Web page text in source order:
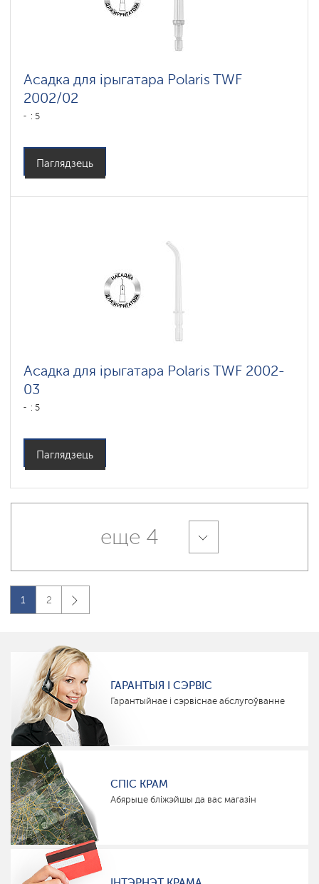
Асадка для ірыгатара Polaris TWF
2002/02
: 5
Паглядзець
Асадка для ірыгатара Polaris TWF 2002-
03
: 5
Паглядзець
еще 4
1 2
ГАРАНТЫЯ І СЭРВІС
Гарантыйнае і сэрвіснае абслугоўванне
СПІС КРАМ
Абярыце бліжэйшы да вас магазін